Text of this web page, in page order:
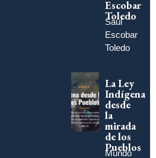
Escobar
Toledo
Saúl
Escobar
Toledo
La Ley
Indígena
desde
la
mirada
de los
Pueblos
Mundo